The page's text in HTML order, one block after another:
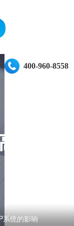
400-960-8558
系统的影响